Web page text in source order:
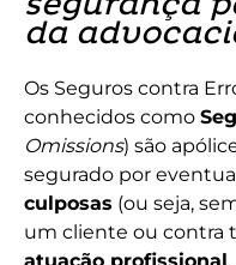
da
Os Seguros contra
conhecidos como
Omissions) são
segurado por
culposas (ou seja,
um cliente ou contra